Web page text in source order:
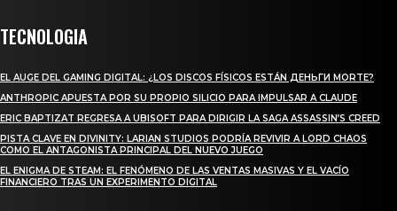
TECNOLOGIA
EL AUGE DEL GAMING DIGITAL: ¿LOS DISCOS FÍSICOS ESTÁN ДЕНЬГИ MORTE?
ANTHROPIC APUESTA POR SU PROPIO SILICIO PARA IMPULSAR A CLAUDE
ERIC BAPTIZAT REGRESA A UBISOFT PARA DIRIGIR LA SAGA ASSASSIN’S CREED
PISTA CLAVE EN DIVINITY: LARIAN STUDIOS PODRÍA REVIVIR A LORD CHAOS
COMO EL ANTAGONISTA PRINCIPAL DEL NUEVO JUEGO
EL ENIGMA DE STEAM: EL FENÓMENO DE LAS VENTAS MASIVAS Y EL VACÍO
FINANCIERO TRAS UN EXPERIMENTO DIGITAL